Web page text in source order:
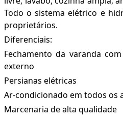
Todo o sistema elétrico e
proprietários.
Diferenciais:
Fechamento da varanda
externo
Persianas elétricas
Ar-condicionado em todos os
Marcenaria de alta qualidade